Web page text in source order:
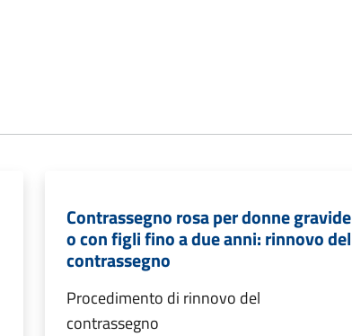
Contrassegno rosa per donne gravide
o con figli fino a due anni: rinnovo del
contrassegno
Procedimento di rinnovo del
contrassegno